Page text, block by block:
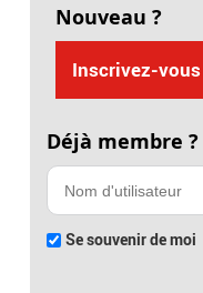
Nouveau ?
Inscrivez-vous
Déjà membre ?
Se souvenir de moi